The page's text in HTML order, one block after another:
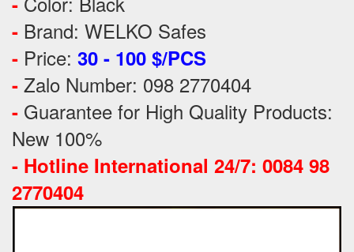
- Brand: WELKO Safes
- Price: 30 - 100 $/PCS
- Zalo Number: 098 2770404
- Guarantee for High Quality Products:
New 100%
- Hotline International 24/7: 0084 98
2770404